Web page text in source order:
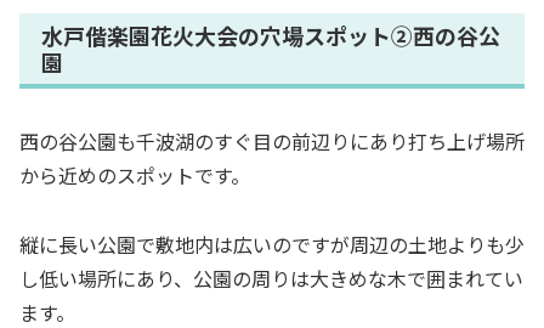
水戸偕楽園花火大会の穴場スポット②西の谷公
園
西の谷公園も千波湖のすぐ目の前辺りにあり打ち上げ場所
から近めのスポットです。
縦に長い公園で敷地内は広いのですが周辺の土地よりも少
し低い場所にあり、公園の周りは大きめな木で囲まれてい
ます。